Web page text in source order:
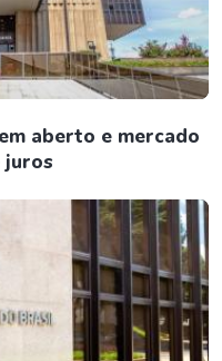
aberto e mercado
juros